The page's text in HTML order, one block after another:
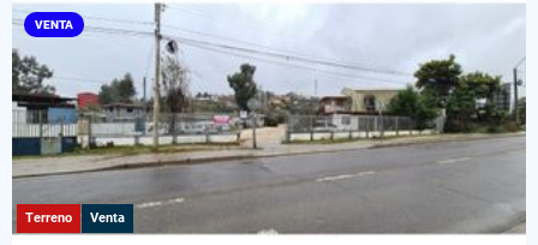
VENTA
Terreno Venta